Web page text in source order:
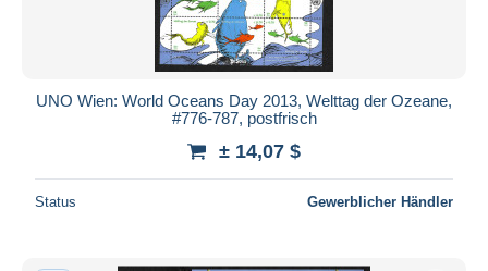
UNO Wien: World Oceans Day 2013, Welttag der Ozeane,
#776-787, postfrisch
± 14,07 $
Status Gewerblicher Händler